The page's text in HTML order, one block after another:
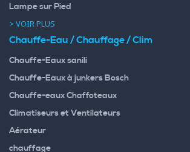
Lampe sur Pied
> VOIR PLUS
Chauffe-Eau / Chauffage / Clim
Chauffe-Eaux sanili
Chauffe-Eaux à junkers Bosch
Chauffe-eaux Chaffoteaux
Climatiseurs et Ventilateurs
Aérateur
chauffage